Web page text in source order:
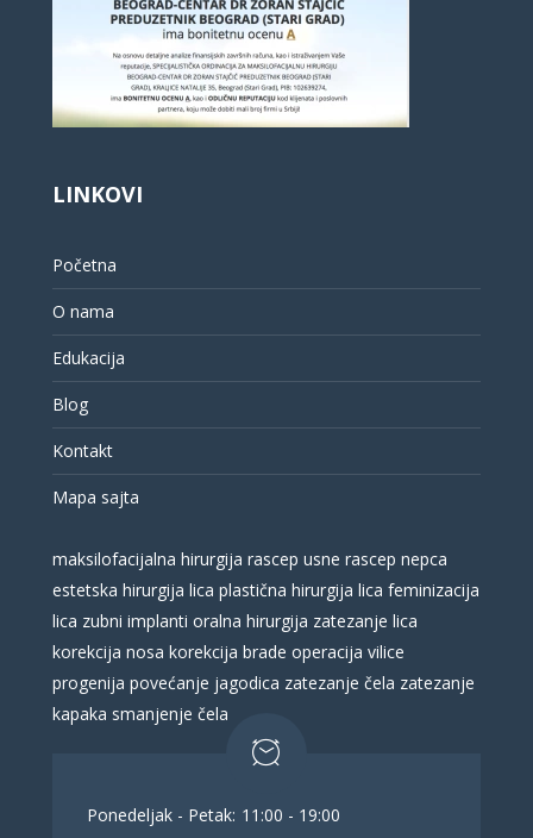
LINKOVI
Početna
O nama
Edukacija
Blog
Kontakt
Mapa sajta
maksilofacijalna hirurgija rascep usne rascep nepca
estetska hirurgija lica plastična hirurgija lica feminizacija
lica zubni implanti oralna hirurgija zatezanje lica
korekcija nosa korekcija brade operacija vilice
progenija povećanje jagodica zatezanje čela zatezanje
kapaka smanjenje čela
Ponedeljak - Petak: 11:00 - 19:00